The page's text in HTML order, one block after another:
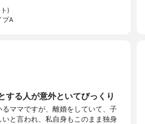
)
プA
する人が意外といてびっくり
るママですが、離婚をしていて、子
と言われ、私自身もこのまま独身